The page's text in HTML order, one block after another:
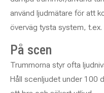
använd ljudmätare för att
överväg tysta system,
På scen
Trummorna styr ofta
Håll scenljudet under 100